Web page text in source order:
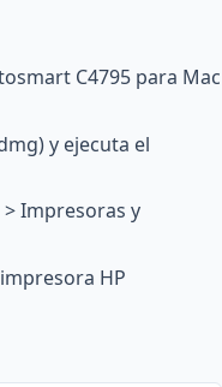
C4795 para Mac
y ejecuta el
Impresoras y
HP